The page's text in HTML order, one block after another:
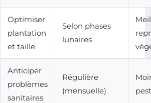
Optimiser
plantation
et taille
Selon phases
lunaires
Anticiper
problèmes
sanitaires
Régulière
(mensuelle)